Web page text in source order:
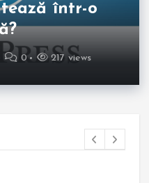
într-o
0 217 views